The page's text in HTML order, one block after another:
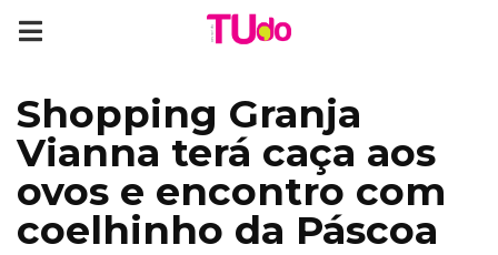
Shopping Granja
Vianna terá caça aos
ovos e encontro com
coelhinho da Páscoa